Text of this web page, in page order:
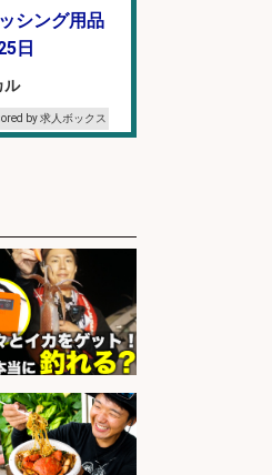
シング用品
日
ル
by 求人ボックス
なし/即日
by 求人ボックス
場・事務
合連合会
by 求人ボックス